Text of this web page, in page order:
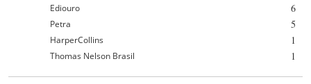
6
Ediouro
5
Petra
1
HarperCollins
1
Thomas Nelson Brasil